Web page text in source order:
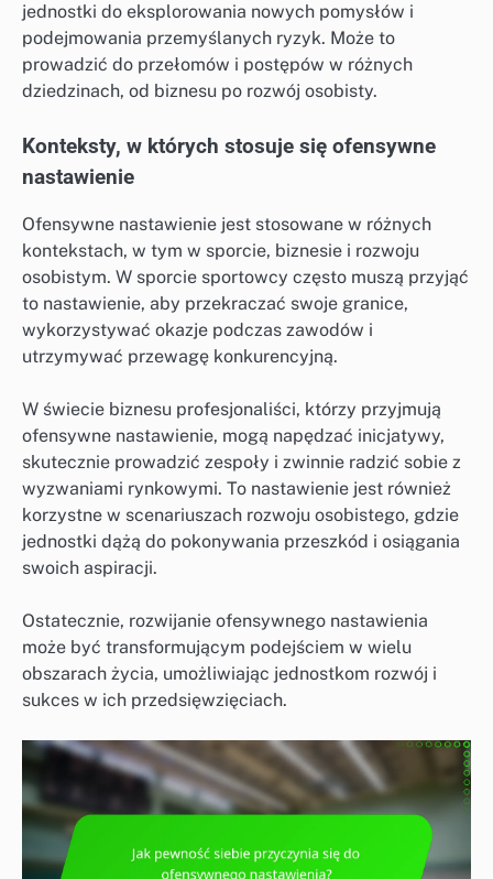
jednostki do eksplorowania nowych pomysłów i
podejmowania przemyślanych ryzyk. Może to
prowadzić do przełomów i postępów w różnych
dziedzinach, od biznesu po rozwój osobisty.
Konteksty, w których stosuje się ofensywne
nastawienie
Ofensywne nastawienie jest stosowane w różnych
kontekstach, w tym w sporcie, biznesie i rozwoju
osobistym. W sporcie sportowcy często muszą przyjąć
to nastawienie, aby przekraczać swoje granice,
wykorzystywać okazje podczas zawodów i
utrzymywać przewagę konkurencyjną.
W świecie biznesu profesjonaliści, którzy przyjmują
ofensywne nastawienie, mogą napędzać inicjatywy,
skutecznie prowadzić zespoły i zwinnie radzić sobie z
wyzwaniami rynkowymi. To nastawienie jest również
korzystne w scenariuszach rozwoju osobistego, gdzie
jednostki dążą do pokonywania przeszkód i osiągania
swoich aspiracji.
Ostatecznie, rozwijanie ofensywnego nastawienia
może być transformującym podejściem w wielu
obszarach życia, umożliwiając jednostkom rozwój i
sukces w ich przedsięwzięciach.